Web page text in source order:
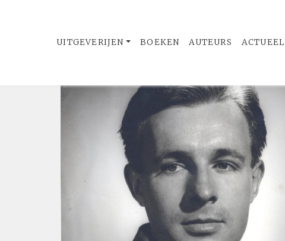
UITGEVERIJEN BOEKEN AUTEURS ACTUEEL